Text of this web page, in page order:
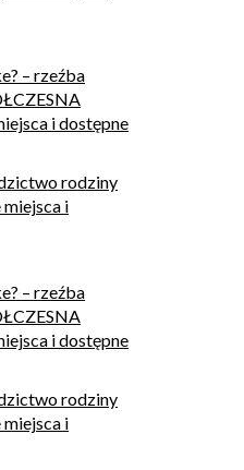
– rzeźba
i dostępne
rodziny
i
– rzeźba
i dostępne
rodziny
i